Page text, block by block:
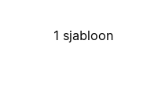
1 sjabloon